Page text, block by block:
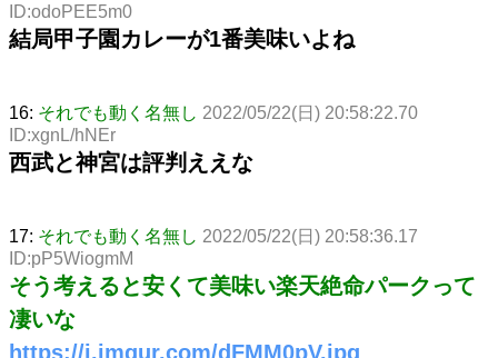
ID:odoPEE5m0
結局甲子園カレーが1番美味いよね
16: それでも動く名無し 2022/05/22(日) 20:58:22.70
ID:xgnL/hNEr
西武と神宮は評判ええな
17: それでも動く名無し 2022/05/22(日) 20:58:36.17
ID:pP5WiogmM
そう考えると安くて美味い楽天絶命パークって
凄いな
https://i.imgur.com/dFMM0pV.jpg